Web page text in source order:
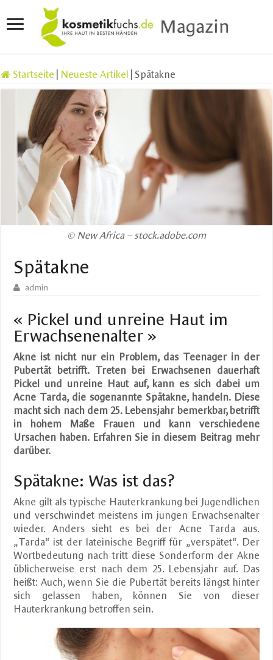
Startseite Neueste Artikel Spätakne
© New Africa – stock.adobe.com
Spätakne
admin
« Pickel und unreine Haut im
Erwachsenenalter »
Akne ist nicht nur ein Problem, das Teenager in der
Pubertät betrifft. Treten bei Erwachsenen dauerhaft
Pickel und unreine Haut auf, kann es sich dabei um
Acne Tarda, die sogenannte Spätakne, handeln. Diese
macht sich nach dem 25. Lebensjahr bemerkbar, betrifft
in hohem Maße Frauen und kann verschiedene
Ursachen haben. Erfahren Sie in diesem Beitrag mehr
darüber.
Spätakne: Was ist das?
Akne gilt als typische Hauterkrankung bei Jugendlichen
und verschwindet meistens im jungen Erwachsenalter
wieder. Anders sieht es bei der Acne Tarda aus.
„Tarda“ ist der lateinische Begriff für „verspätet“. Der
Wortbedeutung nach tritt diese Sonderform der Akne
üblicherweise erst nach dem 25. Lebensjahr auf. Das
heißt: Auch, wenn Sie die Pubertät bereits längst hinter
sich gelassen haben, können Sie von dieser
Hauterkrankung betroffen sein.